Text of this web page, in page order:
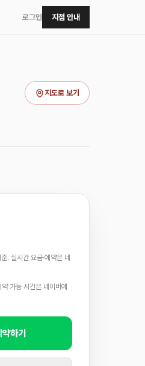
로그인 지점 안내
지도로 보기
. 실시간 요금·예약은 네
가능 시간은 네이버예
하기